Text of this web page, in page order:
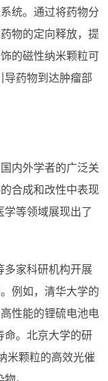
统。通过将药物分
物的定向释放，提
的磁性纳米颗粒可
导药物到达肿瘤部
内外学者的广泛关
合成和改性中表现
学等领域展现出了
多家科研机构开展
例如，清华大学的
性能的锂硫电池电
命。北京大学的研
米颗粒的高效光催